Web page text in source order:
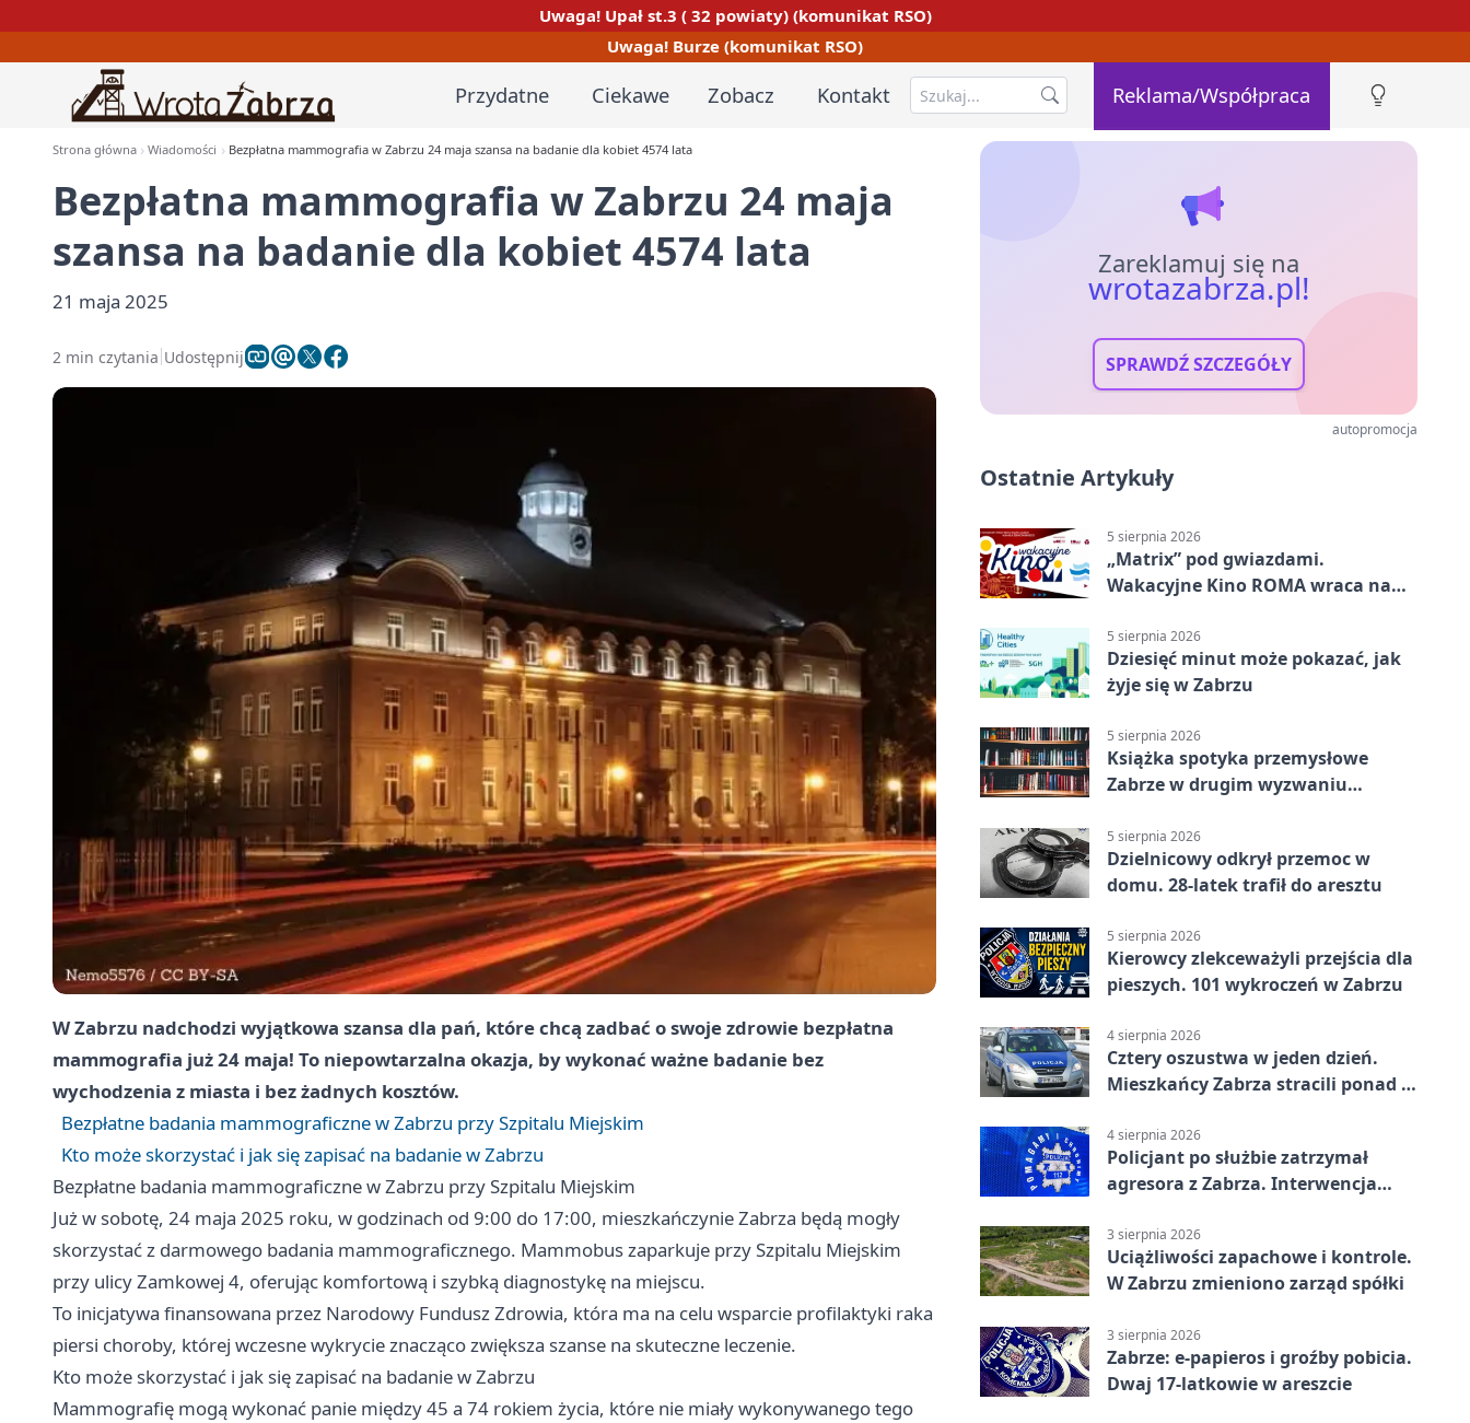
Uwaga! Upał st.3 ( 32 powiaty) (komunikat RSO)
Uwaga! Burze (komunikat RSO)
Przydatne Ciekawe Zobacz Kontakt Reklama/Współpraca
Strona główna Wiadomości Bezpłatna mammografia w Zabrzu 24 maja szansa na badanie dla kobiet 4574 lata
Bezpłatna mammografia w Zabrzu 24 maja
szansa na badanie dla kobiet 4574 lata
21 maja 2025
2 min czytania Udostępnij
W Zabrzu nadchodzi wyjątkowa szansa dla pań, które chcą zadbać o swoje zdrowie bezpłatna
mammografia już 24 maja! To niepowtarzalna okazja, by wykonać ważne badanie bez
wychodzenia z miasta i bez żadnych kosztów.
Bezpłatne badania mammograficzne w Zabrzu przy Szpitalu Miejskim
Kto może skorzystać i jak się zapisać na badanie w Zabrzu
Bezpłatne badania mammograficzne w Zabrzu przy Szpitalu Miejskim
Już w sobotę, 24 maja 2025 roku, w godzinach od 9:00 do 17:00, mieszkańczynie Zabrza będą mogły
skorzystać z darmowego badania mammograficznego. Mammobus zaparkuje przy Szpitalu Miejskim
przy ulicy Zamkowej 4, oferując komfortową i szybką diagnostykę na miejscu.
To inicjatywa finansowana przez Narodowy Fundusz Zdrowia, która ma na celu wsparcie profilaktyki raka
piersi choroby, której wczesne wykrycie znacząco zwiększa szanse na skuteczne leczenie.
Kto może skorzystać i jak się zapisać na badanie w Zabrzu
Mammografię mogą wykonać panie między 45 a 74 rokiem życia, które nie miały wykonywanego tego
Zareklamuj się na
wrotazabrza.pl!
SPRAWDŹ SZCZEGÓŁY
autopromocja
Ostatnie Artykuły
5 sierpnia 2026
„Matrix” pod gwiazdami.
Wakacyjne Kino ROMA wraca na
5 sierpnia 2026
Dziesięć minut może pokazać, jak
żyje się w Zabrzu
5 sierpnia 2026
Książka spotyka przemysłowe
Zabrze w drugim wyzwaniu
5 sierpnia 2026
Dzielnicowy odkrył przemoc w
domu. 28-latek trafił do aresztu
5 sierpnia 2026
Kierowcy zlekceważyli przejścia dla
pieszych. 101 wykroczeń w Zabrzu
4 sierpnia 2026
Cztery oszustwa w jeden dzień.
Mieszkańcy Zabrza stracili ponad 6
4 sierpnia 2026
Policjant po służbie zatrzymał
agresora z Zabrza. Interwencja
3 sierpnia 2026
Uciążliwości zapachowe i kontrole.
W Zabrzu zmieniono zarząd spółki
3 sierpnia 2026
Zabrze: e-papieros i groźby pobicia.
Dwaj 17-latkowie w areszcie